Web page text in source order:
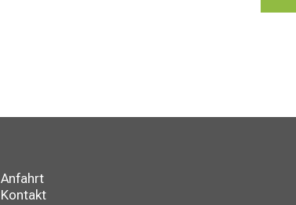
Anfahrt
Kontakt